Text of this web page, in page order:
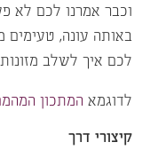
וכבר אמרנו לכם לא
באותה עונה,
לכם איך לשלב
לדוגמא המתכון
קיצורי דרך